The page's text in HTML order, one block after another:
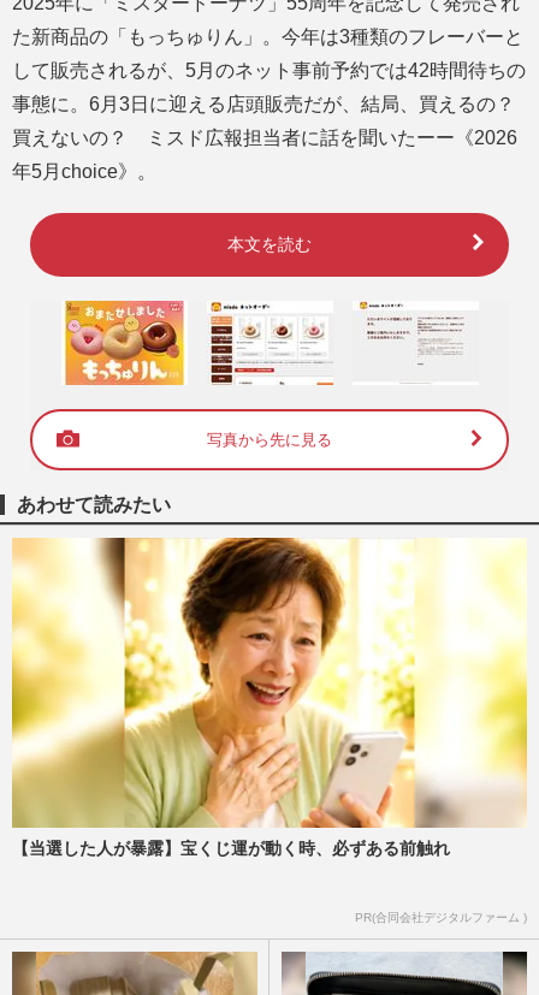
た新商品の「もっちゅりん」。今年は3種類のフレーバーと
して販売されるが、5月のネット事前予約では42時間待ちの
事態に。6月3日に迎える店頭販売だが、結局、買えるの？
買えないの？ ミスド広報担当者に話を聞いたーー《2026
年5月choice》。
本文を読む
写真から先に見る
あわせて読みたい
【当選した人が暴露】宝くじ運が動く時、必ずある前触れ
PR(合同会社デジタルファーム )